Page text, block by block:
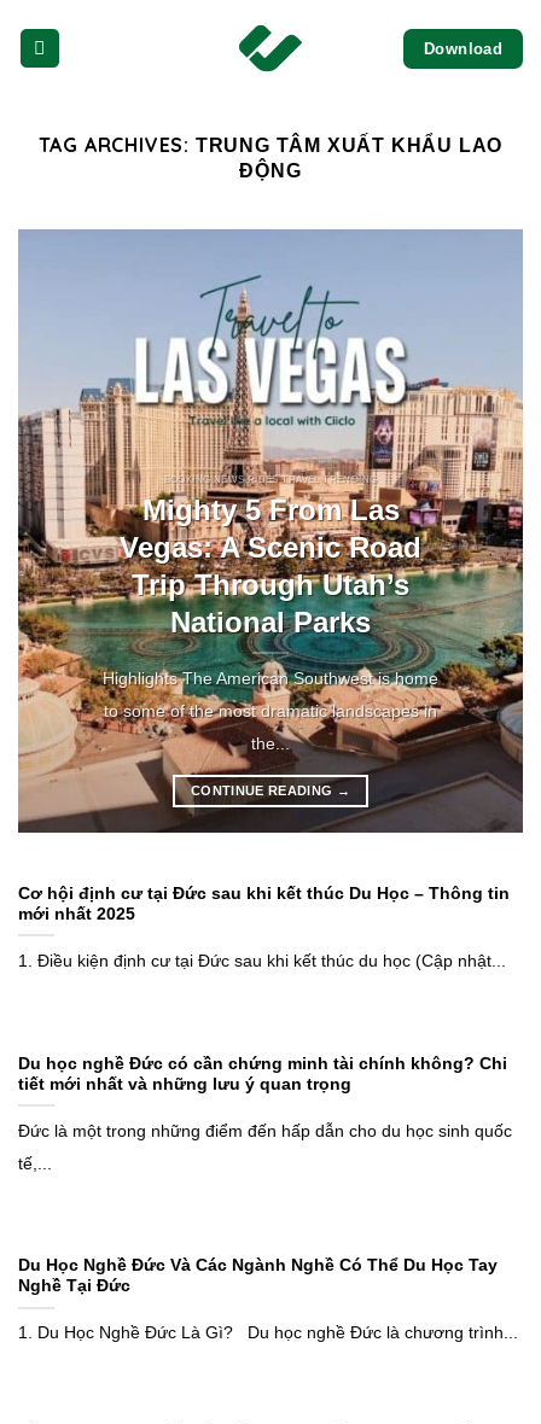
Download
TAG ARCHIVES: TRUNG TÂM XUẤT KHẨU LAO
ĐỘNG
BOOKING NEWS RIDES TRAVEL TRENDING
Mighty 5 From Las
Vegas: A Scenic Road
Trip Through Utah’s
National Parks
Highlights The American Southwest is home
to some of the most dramatic landscapes in
the...
CONTINUE READING →
Cơ hội định cư tại Đức sau khi kết thúc Du Học – Thông tin
mới nhất 2025
1. Điều kiện định cư tại Đức sau khi kết thúc du học (Cập nhật...
Du học nghề Đức có cần chứng minh tài chính không? Chi
tiết mới nhất và những lưu ý quan trọng
Đức là một trong những điểm đến hấp dẫn cho du học sinh quốc
tế,...
Du Học Nghề Đức Và Các Ngành Nghề Có Thể Du Học Tay
Nghề Tại Đức
1. Du Học Nghề Đức Là Gì? Du học nghề Đức là chương trình...